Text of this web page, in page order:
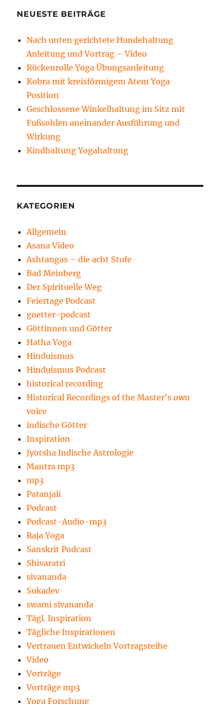
NEUESTE BEITRÄGE
Nach unten gerichtete Hundehaltung
Anleitung und Vortrag – Video
Rückenrolle Yoga Übungsanleitung
Kobra mit kreisförmigem Atem Yoga
Position
Geschlossene Winkelhaltung im Sitz mit
Fußsohlen aneinander Ausführung und
Wirkung
Kindhaltung Yogahaltung
KATEGORIEN
Allgemein
Asana Video
Ashtangas – die acht Stufe
Bad Meinberg
Der Spirituelle Weg
Feiertage Podcast
goetter-podcast
Göttinnen und Götter
Hatha Yoga
Hinduismus
Hinduismus Podcast
historical recording
Historical Recordings of the Master's own
voice
indische Götter
Inspiration
Jyotsha Indische Astrologie
Mantra mp3
mp3
Patanjali
Podcast
Podcast-Audio-mp3
Raja Yoga
Sanskrit Podcast
Shivaratri
sivananda
Sukadev
swami sivananda
Tägl. Inspiration
Tägliche Inspirationen
Vertrauen Entwickeln Vortragsreihe
Video
Vorträge
Vorträge mp3
Yoga Forschung